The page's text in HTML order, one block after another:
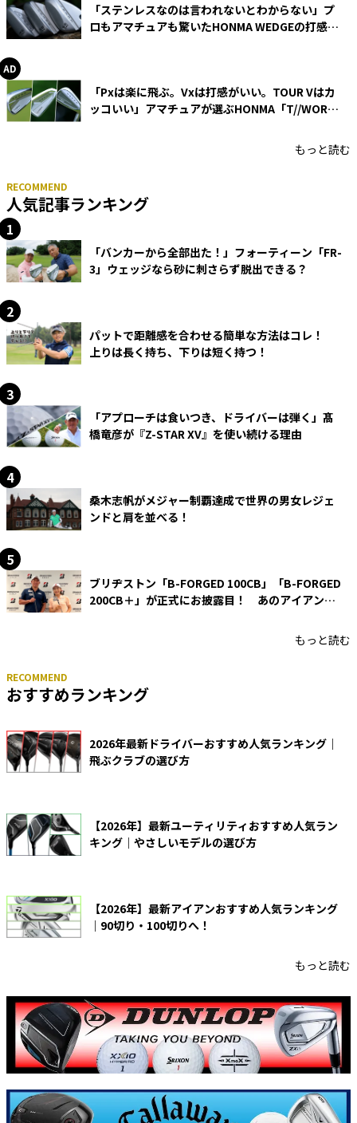
「ステンレスなのは言われないとわからない」プ
ロもアマチュアも驚いたHONMA WEDGEの打感と
「Pxは楽に飛ぶ。Vxは打感がいい。TOUR Vはカ
ッコいい」アマチュアが選ぶHONMA「T//WORLD
もっと読む
人気記事ランキング
「バンカーから全部出た！」フォーティーン「FR-
3」ウェッジなら砂に刺さらず脱出できる？
パットで距離感を合わせる簡単な方法はコレ！
上りは長く持ち、下りは短く持つ！
「アプローチは食いつき、ドライバーは弾く」髙
橋竜彦が『Z-STAR XV』を使い続ける理由
桑木志帆がメジャー制覇達成で世界の男女レジェ
ンドと肩を並べる！
ブリヂストン「B-FORGED 100CB」「B-FORGED
200CB＋」が正式にお披露目！ あのアイアンの
もっと読む
おすすめランキング
2026年最新ドライバーおすすめ人気ランキング｜
飛ぶクラブの選び方
【2026年】最新ユーティリティおすすめ人気ラン
キング｜やさしいモデルの選び方
【2026年】最新アイアンおすすめ人気ランキング
｜90切り・100切りへ！
もっと読む